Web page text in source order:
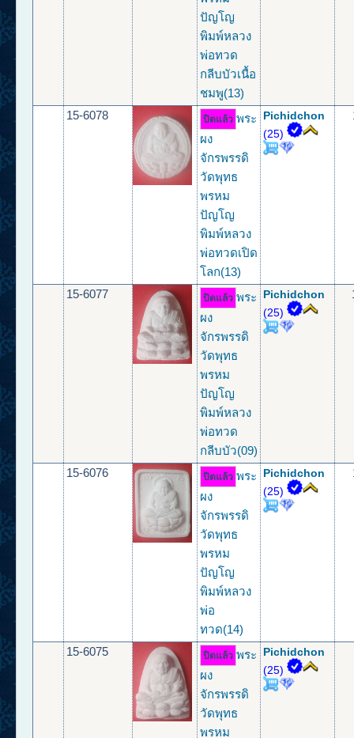
ปัญโญ
พิมพ์หลวง
พ่อทวด
กลีบบัวเนื้อ
ชมพู(13)
15-6078 ปิดแล้ว พระ
ผง
จักรพรรดิ
วัดพุทธ
พรหม
ปัญโญ
พิมพ์หลวง
พ่อทวดเปิด
โลก(13)
Pichidchon
(25)
15-6077 ปิดแล้ว พระ
ผง
จักรพรรดิ
วัดพุทธ
พรหม
ปัญโญ
พิมพ์หลวง
พ่อทวด
กลีบบัว(09)
Pichidchon
(25)
15-6076 ปิดแล้ว พระ
ผง
จักรพรรดิ
วัดพุทธ
พรหม
ปัญโญ
พิมพ์หลวง
พ่อ
ทวด(14)
Pichidchon
(25)
15-6075 ปิดแล้ว พระ
ผง
จักรพรรดิ
วัดพุทธ
พรหม
Pichidchon
(25)